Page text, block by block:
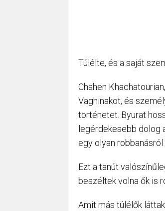
Túlélte, és a saját
Chahen
Vaghinakot, és
történetet. Byurat
legérdekesebb dolog
egy olyan
Ezt a tanút
beszéltek volna ők is
Amit más túlélők